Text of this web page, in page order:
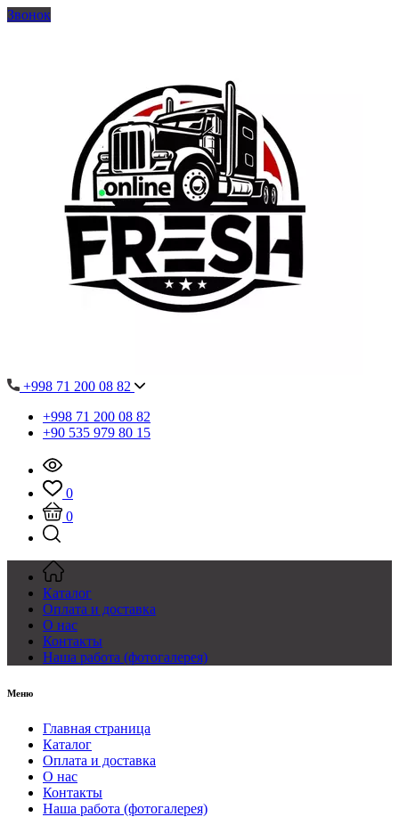
Звонок
+998 71 200 08 82
+998 71 200 08 82
+90 535 979 80 15
0
0
Каталог
Оплата и доставка
О нас
Контакты
Наша работа (фотогалерея)
Меню
Главная страница
Каталог
Оплата и доставка
О нас
Контакты
Наша работа (фотогалерея)